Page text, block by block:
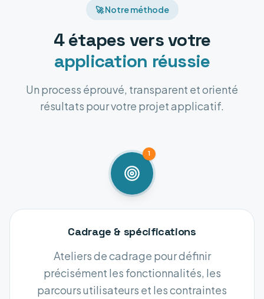
🚀 Notre méthode
4 étapes vers votre
application réussie
Un process éprouvé, transparent et orienté
résultats pour votre projet applicatif.
1
Cadrage & spécifications
Ateliers de cadrage pour définir
précisément les fonctionnalités, les
parcours utilisateurs et les contraintes